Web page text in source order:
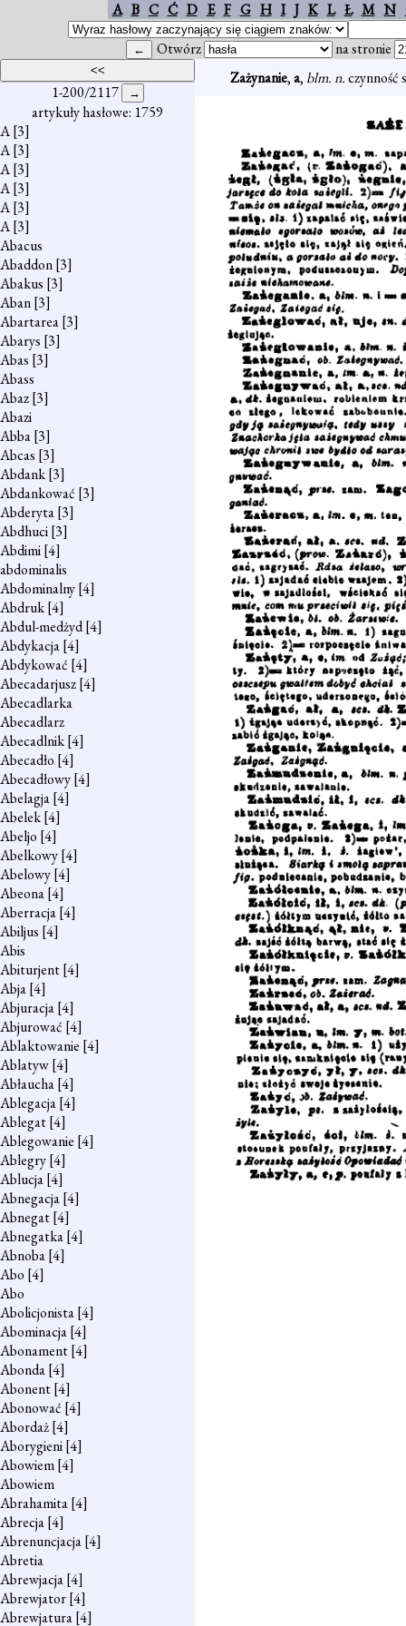
A B C Ć D E F G H I J K L Ł M N
Otwórz na stronie
1-200/2117
artykuły hasłowe: 1759
A[3]
A[3]
A[3]
A[3]
A[3]
A[3]
Abacus
Abaddon[3]
Abakus [3]
Aban[3]
Abartarea[3]
Abarys [3]
Abas [3]
Abass
Abaz[3]
Abazi
Abba[3]
Abcas [3]
Abdank[3]
Abdankować [3]
Abderyta[3]
Abdhuci[3]
Abdimi[4]
abdominalis
Abdominalny[4]
Abdruk[4]
Abdul-medżyd[4]
Abdykacja[4]
Abdykować [4]
Abecadarjusz[4]
Abecadlarka
Abecadlarz
Abecadlnik[4]
Abecadło [4]
Abecadłowy[4]
Abelagja[4]
Abelek[4]
Abeljo [4]
Abelkowy[4]
Abelowy[4]
Abeona[4]
Aberracja[4]
Abiljus [4]
Abis
Abiturjent[4]
Abja[4]
Abjuracja[4]
Abjurować [4]
Ablaktowanie [4]
Ablatyw[4]
Abłaucha[4]
Ablegacja[4]
Ablegat[4]
Ablegowanie [4]
Ablegry[4]
Ablucja[4]
Abnegacja[4]
Abnegat[4]
Abnegatka[4]
Abnoba[4]
Abo [4]
Abo
Abolicjonista[4]
Abominacja[4]
Abonament[4]
Abonda[4]
Abonent[4]
Abonować [4]
Abordaż[4]
Aborygieni[4]
Abowiem[4]
Abowiem
Abrahamita[4]
Abrecja[4]
Abrenuncjacja[4]
Abretia
Abrewjacja[4]
Abrewjator[4]
Abrewjatura[4]
Zażynanie,a, blm. n.czynność